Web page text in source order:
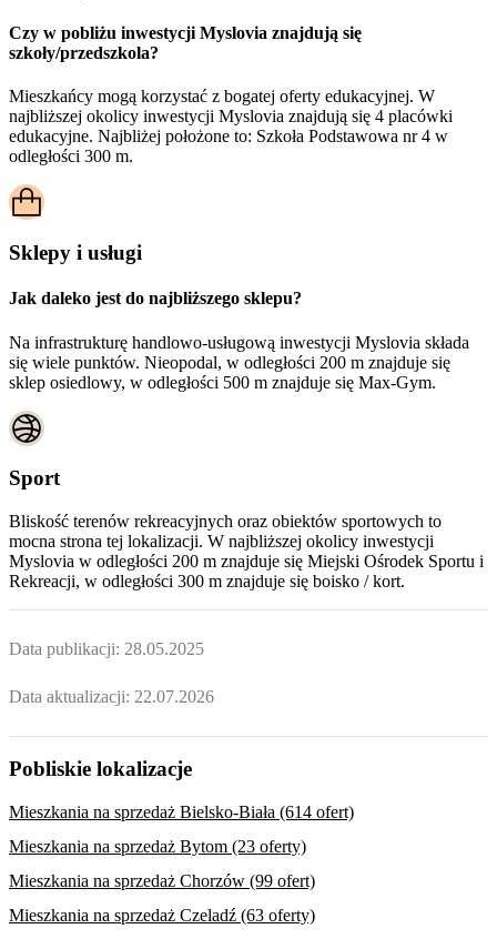
Czy w pobliżu inwestycji Myslovia znajdują się
szkoły/przedszkola?
Mieszkańcy mogą korzystać z bogatej oferty edukacyjnej. W
najbliższej okolicy inwestycji Myslovia znajdują się 4 placówki
edukacyjne. Najbliżej położone to: Szkoła Podstawowa nr 4 w
odległości 300 m.
Sklepy i usługi
Jak daleko jest do najbliższego sklepu?
Na infrastrukturę handlowo-usługową inwestycji Myslovia składa
się wiele punktów. Nieopodal, w odległości 200 m znajduje się
sklep osiedlowy, w odległości 500 m znajduje się Max-Gym.
Sport
Bliskość terenów rekreacyjnych oraz obiektów sportowych to
mocna strona tej lokalizacji. W najbliższej okolicy inwestycji
Myslovia w odległości 200 m znajduje się Miejski Ośrodek Sportu i
Rekreacji, w odległości 300 m znajduje się boisko / kort.
Data publikacji: 28.05.2025
Data aktualizacji: 22.07.2026
Pobliskie lokalizacje
Mieszkania na sprzedaż Bielsko-Biała (614 ofert)
Mieszkania na sprzedaż Bytom (23 oferty)
Mieszkania na sprzedaż Chorzów (99 ofert)
Mieszkania na sprzedaż Czeladź (63 oferty)